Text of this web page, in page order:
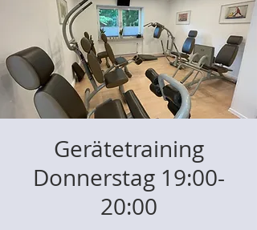
Gerätetraining
Donnerstag 19:00-
20:00